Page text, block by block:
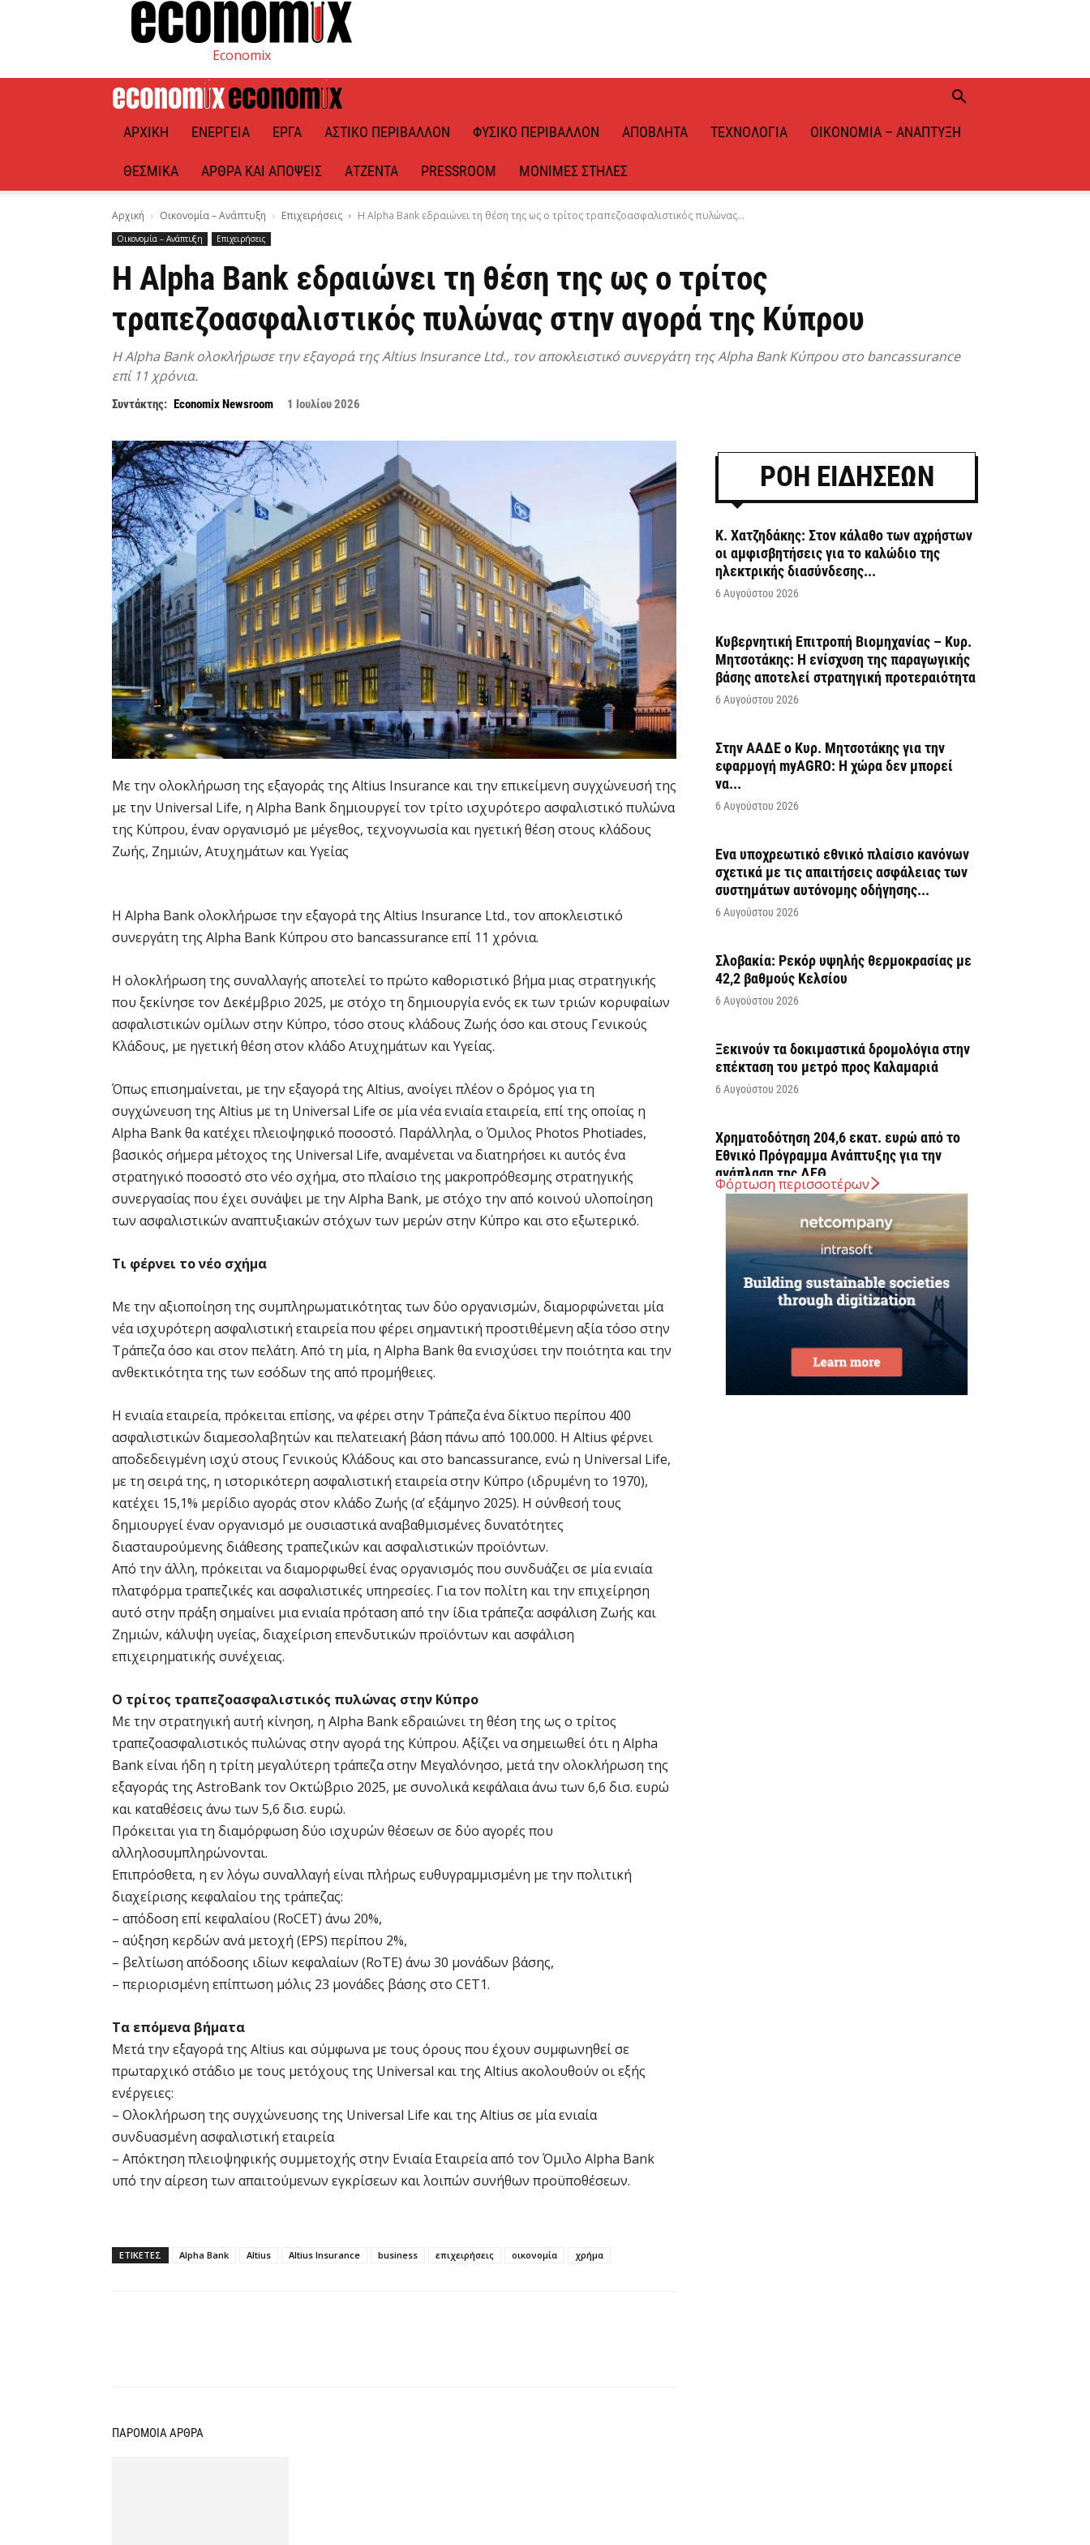
Economix
ΑΡΧΙΚΉ ΕΝΈΡΓΕΙΑ ΈΡΓΑ ΑΣΤΙΚΌ ΠΕΡΙΒΆΛΛΟΝ ΦΥΣΙΚΌ ΠΕΡΙΒΆΛΛΟΝ ΑΠΌΒΛΗΤΑ ΤΕΧΝΟΛΟΓΊΑ ΟΙΚΟΝΟΜΊΑ – ΑΝΆΠΤΥΞΗ
ΘΕΣΜΙΚΆ ΆΡΘΡΑ ΚΑΙ ΑΠΌΨΕΙΣ ΑΤΖΈΝΤΑ PRESSROOM ΜΌΝΙΜΕΣ ΣΤΉΛΕΣ
Αρχική Οικονομία – Ανάπτυξη Επιχειρήσεις Η Alpha Bank εδραιώνει τη θέση της ως ο τρίτος τραπεζοασφαλιστικός πυλώνας...
Οικονομία – Ανάπτυξη Επιχειρήσεις
Η Alpha Bank εδραιώνει τη θέση της ως ο τρίτος
τραπεζοασφαλιστικός πυλώνας στην αγορά της Κύπρου
Η Alpha Bank ολοκλήρωσε την εξαγορά της Altius Insurance Ltd., τον αποκλειστικό συνεργάτη της Alpha Bank Κύπρου στο bancassurance
επί 11 χρόνια.
Συντάκτης: Economix Newsroom 1 Ιουλίου 2026
Με την ολοκλήρωση της εξαγοράς της Altius Insurance και την επικείμενη συγχώνευσή της
με την Universal Life, η Alpha Bank δημιουργεί τον τρίτο ισχυρότερο ασφαλιστικό πυλώνα
της Κύπρου, έναν οργανισμό με μέγεθος, τεχνογνωσία και ηγετική θέση στους κλάδους
Ζωής, Ζημιών, Ατυχημάτων και Υγείας
Η Alpha Bank ολοκλήρωσε την εξαγορά της Altius Insurance Ltd., τον αποκλειστικό
συνεργάτη της Alpha Bank Κύπρου στο bancassurance επί 11 χρόνια.
Η ολοκλήρωση της συναλλαγής αποτελεί το πρώτο καθοριστικό βήμα μιας στρατηγικής
που ξεκίνησε τον Δεκέμβριο 2025, με στόχο τη δημιουργία ενός εκ των τριών κορυφαίων
ασφαλιστικών ομίλων στην Κύπρο, τόσο στους κλάδους Ζωής όσο και στους Γενικούς
Κλάδους, με ηγετική θέση στον κλάδο Ατυχημάτων και Υγείας.
Όπως επισημαίνεται, με την εξαγορά της Altius, ανοίγει πλέον ο δρόμος για τη
συγχώνευση της Altius με τη Universal Life σε μία νέα ενιαία εταιρεία, επί της οποίας η
Alpha Bank θα κατέχει πλειοψηφικό ποσοστό. Παράλληλα, ο Όμιλος Photos Photiades,
βασικός σήμερα μέτοχος της Universal Life, αναμένεται να διατηρήσει κι αυτός ένα
στρατηγικό ποσοστό στο νέο σχήμα, στο πλαίσιο της μακροπρόθεσμης στρατηγικής
συνεργασίας που έχει συνάψει με την Alpha Bank, με στόχο την από κοινού υλοποίηση
των ασφαλιστικών αναπτυξιακών στόχων των μερών στην Κύπρο και στο εξωτερικό.
Τι φέρνει το νέο σχήμα
Με την αξιοποίηση της συμπληρωματικότητας των δύο οργανισμών, διαμορφώνεται μία
νέα ισχυρότερη ασφαλιστική εταιρεία που φέρει σημαντική προστιθέμενη αξία τόσο στην
Τράπεζα όσο και στον πελάτη. Από τη μία, η Alpha Bank θα ενισχύσει την ποιότητα και την
ανθεκτικότητα της των εσόδων της από προμήθειες.
Η ενιαία εταιρεία, πρόκειται επίσης, να φέρει στην Τράπεζα ένα δίκτυο περίπου 400
ασφαλιστικών διαμεσολαβητών και πελατειακή βάση πάνω από 100.000. Η Altius φέρνει
αποδεδειγμένη ισχύ στους Γενικούς Κλάδους και στο bancassurance, ενώ η Universal Life,
με τη σειρά της, η ιστορικότερη ασφαλιστική εταιρεία στην Κύπρο (ιδρυμένη το 1970),
κατέχει 15,1% μερίδιο αγοράς στον κλάδο Ζωής (α’ εξάμηνο 2025). Η σύνθεσή τους
δημιουργεί έναν οργανισμό με ουσιαστικά αναβαθμισμένες δυνατότητες
διασταυρούμενης διάθεσης τραπεζικών και ασφαλιστικών προϊόντων.
Από την άλλη, πρόκειται να διαμορφωθεί ένας οργανισμός που συνδυάζει σε μία ενιαία
πλατφόρμα τραπεζικές και ασφαλιστικές υπηρεσίες. Για τον πολίτη και την επιχείρηση
αυτό στην πράξη σημαίνει μια ενιαία πρόταση από την ίδια τράπεζα: ασφάλιση Ζωής και
Ζημιών, κάλυψη υγείας, διαχείριση επενδυτικών προϊόντων και ασφάλιση
επιχειρηματικής συνέχειας.
Ο τρίτος τραπεζοασφαλιστικός πυλώνας στην Κύπρο
Με την στρατηγική αυτή κίνηση, η Alpha Bank εδραιώνει τη θέση της ως ο τρίτος
τραπεζοασφαλιστικός πυλώνας στην αγορά της Κύπρου. Αξίζει να σημειωθεί ότι η Alpha
Bank είναι ήδη η τρίτη μεγαλύτερη τράπεζα στην Μεγαλόνησο, μετά την ολοκλήρωση της
εξαγοράς της AstroBank τον Οκτώβριο 2025, με συνολικά κεφάλαια άνω των 6,6 δισ. ευρώ
και καταθέσεις άνω των 5,6 δισ. ευρώ.
Πρόκειται για τη διαμόρφωση δύο ισχυρών θέσεων σε δύο αγορές που
αλληλοσυμπληρώνονται.
Επιπρόσθετα, η εν λόγω συναλλαγή είναι πλήρως ευθυγραμμισμένη με την πολιτική
διαχείρισης κεφαλαίου της τράπεζας:
– απόδοση επί κεφαλαίου (RoCET) άνω 20%,
– αύξηση κερδών ανά μετοχή (EPS) περίπου 2%,
– βελτίωση απόδοσης ιδίων κεφαλαίων (RoTE) άνω 30 μονάδων βάσης,
– περιορισμένη επίπτωση μόλις 23 μονάδες βάσης στο CET1.
Τα επόμενα βήματα
Μετά την εξαγορά της Altius και σύμφωνα με τους όρους που έχουν συμφωνηθεί σε
πρωταρχικό στάδιο με τους μετόχους της Universal και της Altius ακολουθούν οι εξής
ενέργειες:
– Ολοκλήρωση της συγχώνευσης της Universal Life και της Altius σε μία ενιαία
συνδυασμένη ασφαλιστική εταιρεία
– Απόκτηση πλειοψηφικής συμμετοχής στην Ενιαία Εταιρεία από τον Όμιλο Alpha Bank
υπό την αίρεση των απαιτούμενων εγκρίσεων και λοιπών συνήθων προϋποθέσεων.
ΕΤΙΚΕΤΕΣ Alpha Bank Altius Altius Insurance business επιχειρήσεις οικονομία χρήμα
ΠΑΡΟΜΟΙΑ ΑΡΘΡΑ
ΡΟΗ ΕΙΔΗΣΕΩΝ
Κ. Χατζηδάκης: Στον κάλαθο των αχρήστων
οι αμφισβητήσεις για το καλώδιο της
ηλεκτρικής διασύνδεσης...
6 Αυγούστου 2026
Κυβερνητική Επιτροπή Βιομηχανίας – Κυρ.
Μητσοτάκης: Η ενίσχυση της παραγωγικής
βάσης αποτελεί στρατηγική προτεραιότητα
6 Αυγούστου 2026
Στην ΑΑΔΕ ο Κυρ. Μητσοτάκης για την
εφαρμογή myAGRO: Η χώρα δεν μπορεί
να...
6 Αυγούστου 2026
Ένα υποχρεωτικό εθνικό πλαίσιο κανόνων
σχετικά με τις απαιτήσεις ασφάλειας των
συστημάτων αυτόνομης οδήγησης...
6 Αυγούστου 2026
Σλοβακία: Ρεκόρ υψηλής θερμοκρασίας με
42,2 βαθμούς Κελσίου
6 Αυγούστου 2026
Ξεκινούν τα δοκιμαστικά δρομολόγια στην
επέκταση του μετρό προς Καλαμαριά
6 Αυγούστου 2026
Χρηματοδότηση 204,6 εκατ. ευρώ από το
Εθνικό Πρόγραμμα Ανάπτυξης για την
ανάπλαση της ΔΕΘ
6 Αυγούστου 2026
ΟΠΕΚΑ: Αύριο η δεύτερη πληρωμή των
δικαιούχων του Λογαριασμού Αγροτικής
Εστίας
6 Αυγούστου 2026
CrediaBank: Στα 53,6 εκατ. ευρώ τα
επαναλαμβανόμενα λειτουργικά κέρδη
Φόρτωση περισσοτέρων